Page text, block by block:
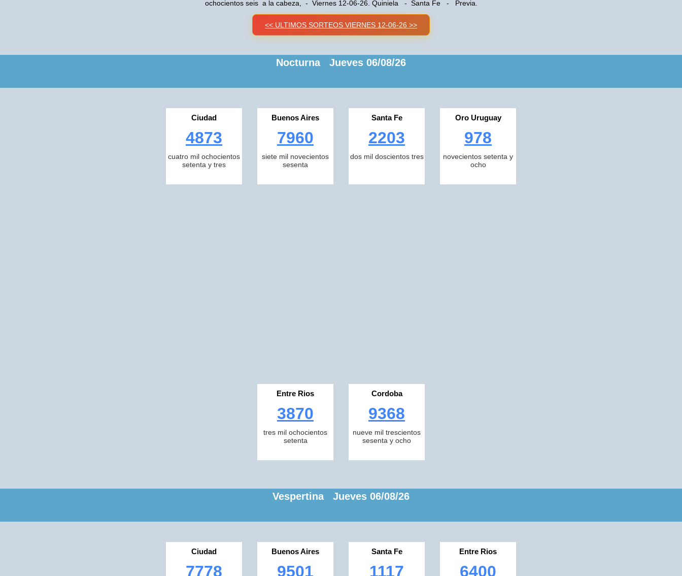
ochocientos seis a la cabeza, - Viernes 12-06-26. Quiniela - Santa Fe - Previa.
<< ULTIMOS SORTEOS VIERNES 12-06-26 >>
Nocturna Jueves 06/08/26
Ciudad
4873
cuatro mil ochocientos
setenta y tres
Buenos Aires
7960
siete mil novecientos
sesenta
Santa Fe
2203
dos mil doscientos tres
Oro Uruguay
978
novecientos setenta y
ocho
Entre Rios
3870
tres mil ochocientos
setenta
Cordoba
9368
nueve mil trescientos
sesenta y ocho
Vespertina Jueves 06/08/26
Ciudad
7778
Buenos Aires
9501
Santa Fe
1117
Entre Rios
6400